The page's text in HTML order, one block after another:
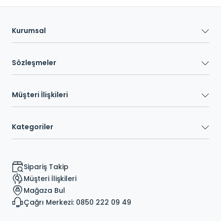
Kurumsal
Sözleşmeler
Müşteri İlişkileri
Kategoriler
Sipariş Takip
Müşteri İlişkileri
Mağaza Bul
Çağrı Merkezi: 0850 222 09 49